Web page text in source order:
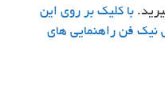
با کلیک بر روی این
نیک فن راهنمایی های